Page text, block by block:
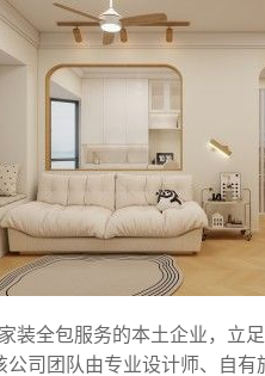
装全包服务的本土企业，立
司团队由专业设计师、自